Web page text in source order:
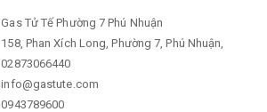
Gas Tử Tế Phường 7 Phú Nhuận
158, Phan Xích Long, Phường 7, Phú Nhuận,
02873066440
info@gastute.com
0943789600